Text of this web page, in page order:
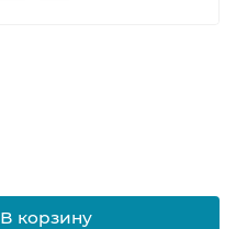
В корзину